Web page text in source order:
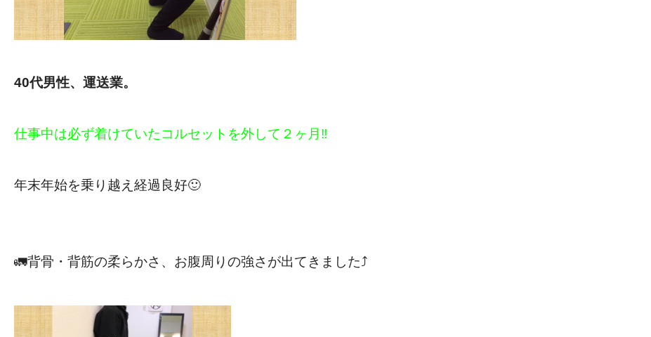
40代男性、運送業。
仕事中は必ず着けていたコルセットを外して２ヶ月‼️
年末年始を乗り越え経過良好🙂
🚛背骨・背筋の柔らかさ、お腹周りの強さが出てきました⤴️